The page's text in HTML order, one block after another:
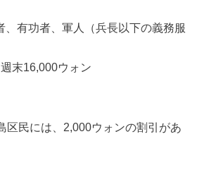
、有功者、軍人（兵長以下の義務服
末16,000ウォン
区民には、2,000ウォンの割引があ